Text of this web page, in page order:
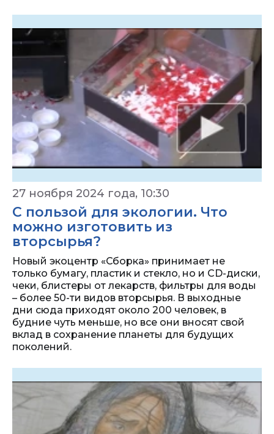
27 ноября 2024 года, 10:30
С пользой для экологии. Что
можно изготовить из
вторсырья?
Новый экоцентр «Сборка» принимает не
только бумагу, пластик и стекло, но и CD-диски,
чеки, блистеры от лекарств, фильтры для воды
– более 50-ти видов вторсырья. В выходные
дни сюда приходят около 200 человек, в
будние чуть меньше, но все они вносят свой
вклад в сохранение планеты для будущих
поколений.